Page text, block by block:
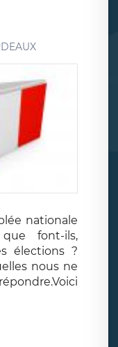
nationale
font-ils,
élections ?
nous ne